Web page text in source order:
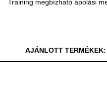
Training megbízható ápolási
AJÁNLOTT TERMÉKEK: